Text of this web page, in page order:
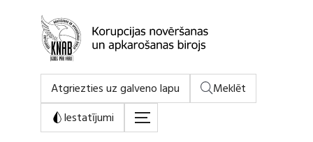
Atgriezties uz galveno lapu
Meklēt
Iestatījumi